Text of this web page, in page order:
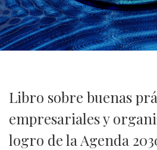
Libro sobre buenas
empresariales y
logro de la Agenda